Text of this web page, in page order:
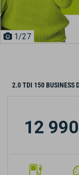
1/27
2.0 TDI 150 BUSINESS
12